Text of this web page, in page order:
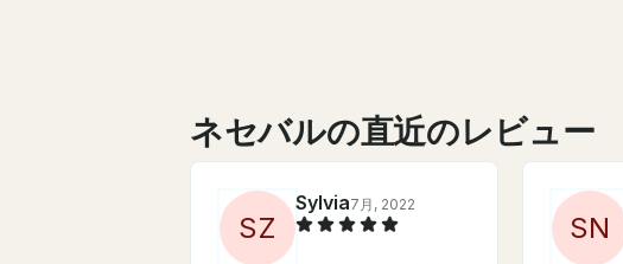
ネセバルの直近のレビュー
SZ
Sylvia7月, 2022
SN